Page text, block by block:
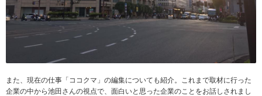
また、現在の仕事「ココクマ」の編集についても紹介。これまで取材に行った
企業の中から池田さんの視点で、面白いと思った企業のことをお話しされまし